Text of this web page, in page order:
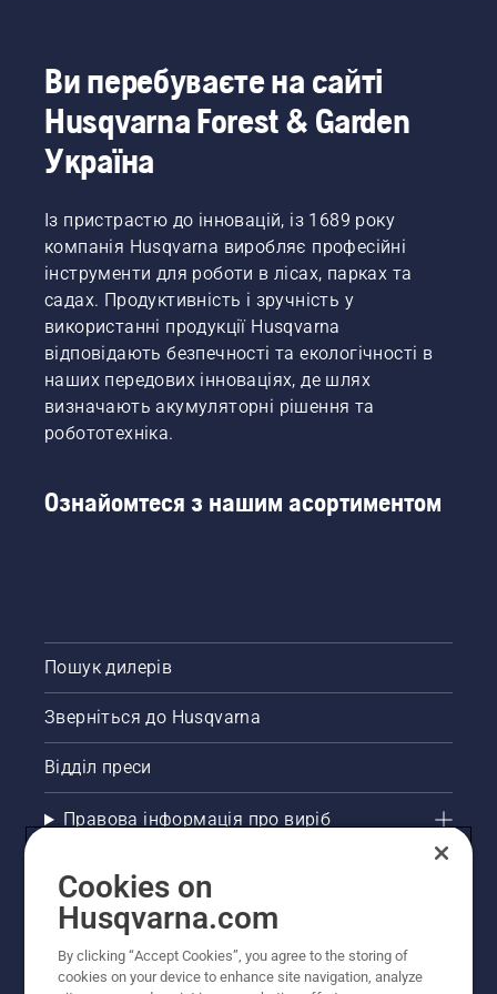
у своїх
країнах.
Це –
наша
команда H-
team.
найвимогливіші
користувачі.
Ви перебуваєте на сайті
Husqvarna Forest & Garden
Україна
Із пристрастю до інновацій, із 1689 року
компанія Husqvarna виробляє професійні
інструменти для роботи в лісах, парках та
садах. Продуктивність і зручність у
використанні продукції Husqvarna
відповідають безпечності та екологічності в
наших передових інноваціях, де шлях
визначають акумуляторні рішення та
робототехніка.
Ознайомтеся з нашим асортиментом
Пошук дилерів
Зверніться до Husqvarna
Відділ преси
Правова інформація про виріб
Інші сайти Husqvarna
Рекомендовані інтернет-магазини
Cookies on
Husqvarna.com
By clicking “Accept Cookies”, you agree to the storing of
cookies on your device to enhance site navigation, analyze